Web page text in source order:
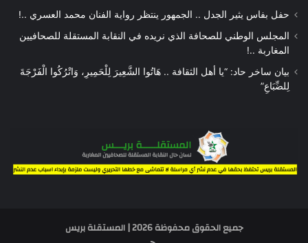
حفل بفاس يثير الجدل .. الجمهور ينتظر رواية الفنان محمد العسري ..!
المجلس الوطني للصحافة الذي نريده في النقابة المستقلة للصحافيين
المغاربة ..!
بيان ساخر حاد: “يا أهل الثقافة .. هَاتُوا الشَّعِيرَ لِلْحَمِيرِ، وَاتْرُكُوا الْفَرْجَةَ
لِلضِّبَاعِ”
جميع الحقوق محفوظة 2026 | المستقلة بريس